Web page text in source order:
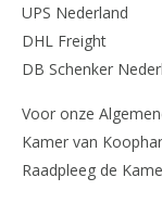
UPS Nederland
DHL Freight
DB Schenker
Voor onze
Kamer van
Raadpleeg de